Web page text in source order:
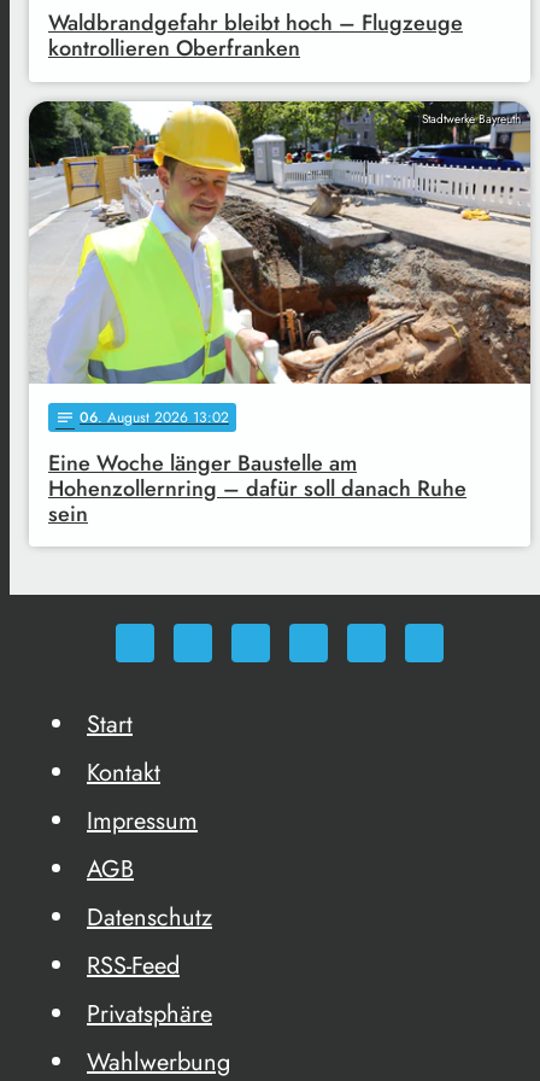
Waldbrandgefahr bleibt hoch – Flugzeuge
kontrollieren Oberfranken
Stadtwerke Bayreuth
notes 06. August 2026 13:02
Eine Woche länger Baustelle am
Hohenzollernring – dafür soll danach Ruhe
sein
Start
Kontakt
Impressum
AGB
Datenschutz
RSS-Feed
Privatsphäre
Wahlwerbung